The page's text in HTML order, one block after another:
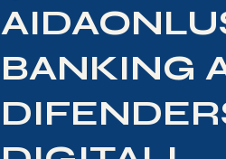
BANKING